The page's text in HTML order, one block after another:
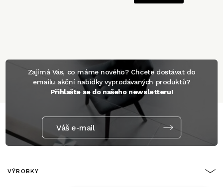
Zajímá Vás, co máme nového? Chcete dostávat do
emailu akční nabídky vyprodávaných produktů?
Přihlašte se do našeho newsletteru!
Váš e-mail
VÝROBKY